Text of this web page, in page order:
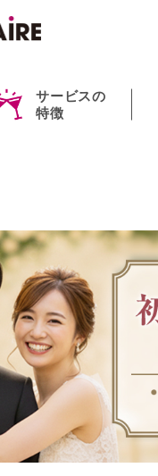
サービスの
特徴